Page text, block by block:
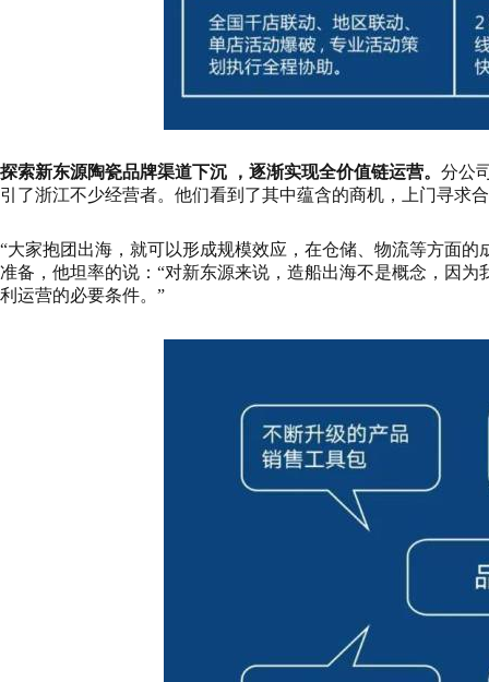
探索新东源陶瓷品牌渠道下沉 ，逐渐实现全价值链运营。 分公
引了浙江不少经营者。他们看到了其中蕴含的商机，上门寻求
“大家抱团出海，就可以形成规模效应，在仓储、物流等方面
准备，他坦率的说：“对新东源来说，造船出海不是概念，因
利运营的必要条件。”